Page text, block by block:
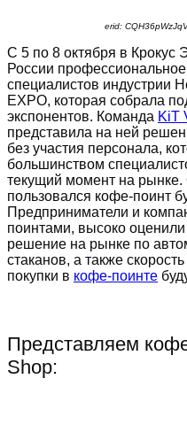
erid:
С 5 по 8 октября в Крокус
России
специалистов индустрии
EXPO, которая собрала
экспонентов. Команда KiT
представила на ней
без участия персонала,
большинством
текущий момент на
пользовался кофе-поинт
Предприниматели и
поинтами, высоко
решение на рынке по
стаканов, а также
покупки в кофе-поинте
Представляем
Shop: